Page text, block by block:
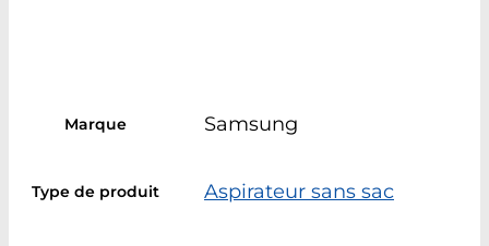
Marque Samsung
Type de produit Aspirateur sans sac